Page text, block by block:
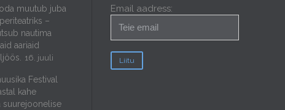
muutub juba
–
nautima
aariaid
16. juuli
Festival
kahe
suurejoonelise
Email aadress: